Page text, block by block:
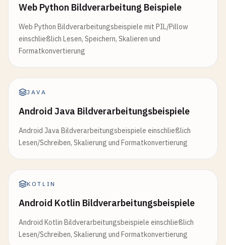
Web Python Bildverarbeitung Beispiele
Web Python Bildverarbeitungsbeispiele mit PIL/Pillow
einschließlich Lesen, Speichern, Skalieren und
Formatkonvertierung
JAVA
Android Java Bildverarbeitungsbeispiele
Android Java Bildverarbeitungsbeispiele einschließlich
Lesen/Schreiben, Skalierung und Formatkonvertierung
KOTLIN
Android Kotlin Bildverarbeitungsbeispiele
Android Kotlin Bildverarbeitungsbeispiele einschließlich
Lesen/Schreiben, Skalierung und Formatkonvertierung